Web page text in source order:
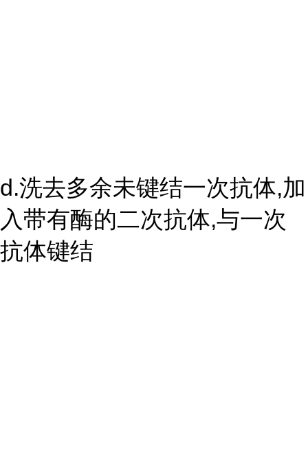
d.洗去多余未键结一次抗体,加
入带有酶的二次抗体,与一次
抗体键结